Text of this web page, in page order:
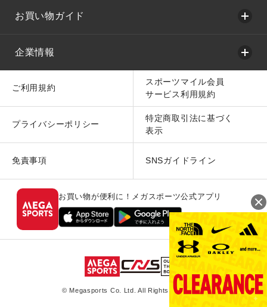
お買い物ガイド
企業情報
ご利用規約
スポーツマイル会員
サービス利用規約
プライバシーポリシー
特定商取引法に基づく
表示
免責事項 SNSガイドライン
お買い物が便利に！メガスポーツ公式アプリ
© Megasports Co. Ltd. All Rights Reserved.